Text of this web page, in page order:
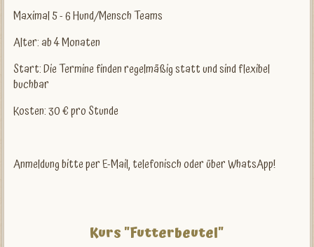
Maximal 5 - 6 Hund/Mensch Teams
Alter: ab 4 Monaten
Start: Die Termine finden regelmäßig statt und sind flexibel
buchbar
Kosten: 30 € pro Stunde
Anmeldung bitte per E-Mail, telefonisch oder über WhatsApp!
Kurs "Futterbeutel"